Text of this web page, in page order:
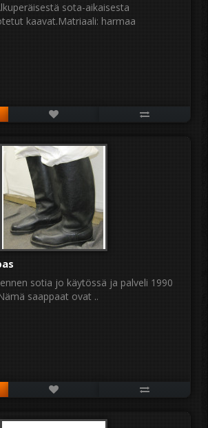
sota-aikaisesta
kaavat.Matriaali: harmaa
sotia jo käytössä ja palveli 1990
saappaat ovat ..